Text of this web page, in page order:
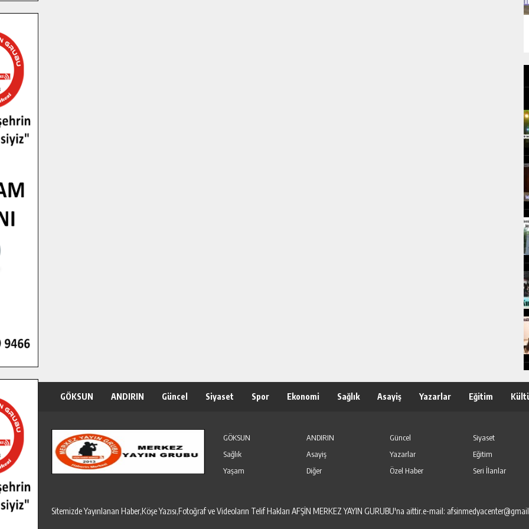
GÖKSUN ANDIRIN Güncel Siyaset Spor Ekonomi Sağlık Asayiş Yazarlar Eğitim
GÖKSUN ANDIRIN Güncel Siyaset
Sağlık
Asayiş Yazarlar Eğitim
Yaşam
Diğer Özel Haber Seri İlanlar
Sitemizde Yayınlanan Haber,Köşe Yazısı,Fotoğraf ve Videoların Telif Hakları AFŞİN MERKEZ YAYIN GURUBU'na aittir.e-mail: